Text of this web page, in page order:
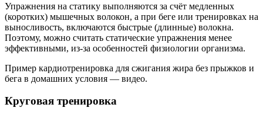
Упражнения на статику выполняются за счёт медленных
(коротких) мышечных волокон, а при беге или тренировках на
выносливость, включаются быстрые (длинные) волокна.
Поэтому, можно считать статические упражнения менее
эффективными, из-за особенностей физиологии организма.
Пример кардиотренировка для сжигания жира без прыжков и
бега в домашних условия — видео.
Круговая тренировка